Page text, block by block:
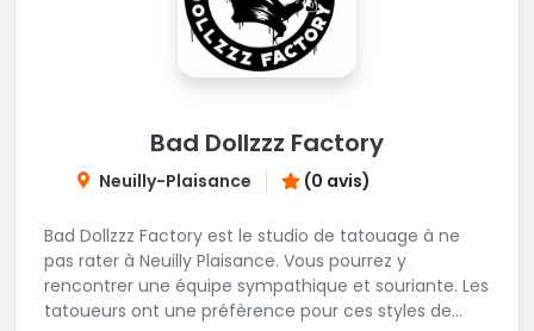
Bad Dollzzz Factory
Neuilly-Plaisance (0 avis)
Bad Dollzzz Factory est le studio de tatouage à ne
pas rater à Neuilly Plaisance. Vous pourrez y
rencontrer une équipe sympathique et souriante. Les
tatoueurs ont une préfèrence pour ces styles de